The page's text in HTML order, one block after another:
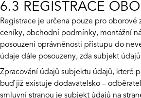
6.3 REGISTRACE
Registrace je určena pouze pro
ceníky, obchodní podmínky, montážní
posouzení oprávněnosti přístupu do
údaje dále posouzeny, zda subjekt
Zpracování údajů subjektu údajů, které
buď již existuje dodavatelsko –
smluvní stranou je subjekt údajů na